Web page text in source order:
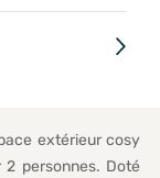
extérieur cosy
personnes. Doté